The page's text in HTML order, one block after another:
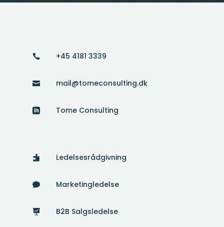
 +45 4181 3339
 mail@tomeconsulting.dk
 Tome Consulting
 Ledelsesrådgivning
 Marketingledelse
 B2B Salgsledelse